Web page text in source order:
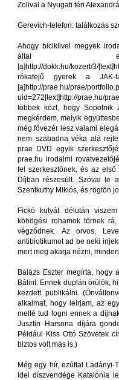
Zolival a Nyugati téri
Gerevich-telefon: találkozás
Ahogy biciklivel megyek
által egy
[a]http://dokk.hu/kozert/3/
rókafejű gyerek a JAK-
[a]http://prae.hu/prae/
uid=272[text]http://prae.hu/
többek közt, hogy Sopotnik
megkérdem, melyik
még fővezér lesz valami
nem szabadna véka alá
prae DVD egyik
prae.hu irodalmi
fel szerkesztőnek, és az
Díjban részesült. Szóval le
Szentkuthy Miklós, és rögtön
Fickó kutyát délután
köhögési rohamok törnek
végződnek. Az orvos,
antibiotikumot ad be neki
mert meg akarja nézni,
Balázs Eszter megírta, hogy
Bálint. Ennek duplán örülök,
kezdett publikálni.
alkalmat, hogy leírjam, az
mellé tud fogni ennek a
Jusztin Harsona díjára
Például Kiss Ottó Szövetek
biztos volt más is.)
Még egy hír, ezúttal Ladányi-
idei díszvendége Katalónia